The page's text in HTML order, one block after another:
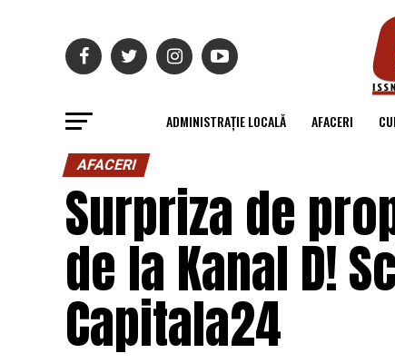
ADMINISTRAȚIE LOCALĂ AFACERI
AFACERI
Surpriza de
de la Kanal D!
Capitala24